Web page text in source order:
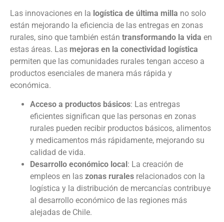
Las innovaciones en la logística de última milla no solo
están mejorando la eficiencia de las entregas en zonas
rurales, sino que también están transformando la vida en
estas áreas. Las mejoras en la conectividad logística
permiten que las comunidades rurales tengan acceso a
productos esenciales de manera más rápida y
económica.
Acceso a productos básicos: Las entregas
eficientes significan que las personas en zonas
rurales pueden recibir productos básicos, alimentos
y medicamentos más rápidamente, mejorando su
calidad de vida.
Desarrollo económico local : La creación de
empleos en las zonas rurales relacionados con la
logística y la distribución de mercancías contribuye
al desarrollo económico de las regiones más
alejadas de Chile.